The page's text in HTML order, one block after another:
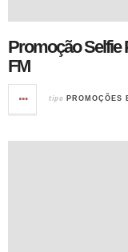
Promoção Selfie
FM
tipo PROMOÇÕES